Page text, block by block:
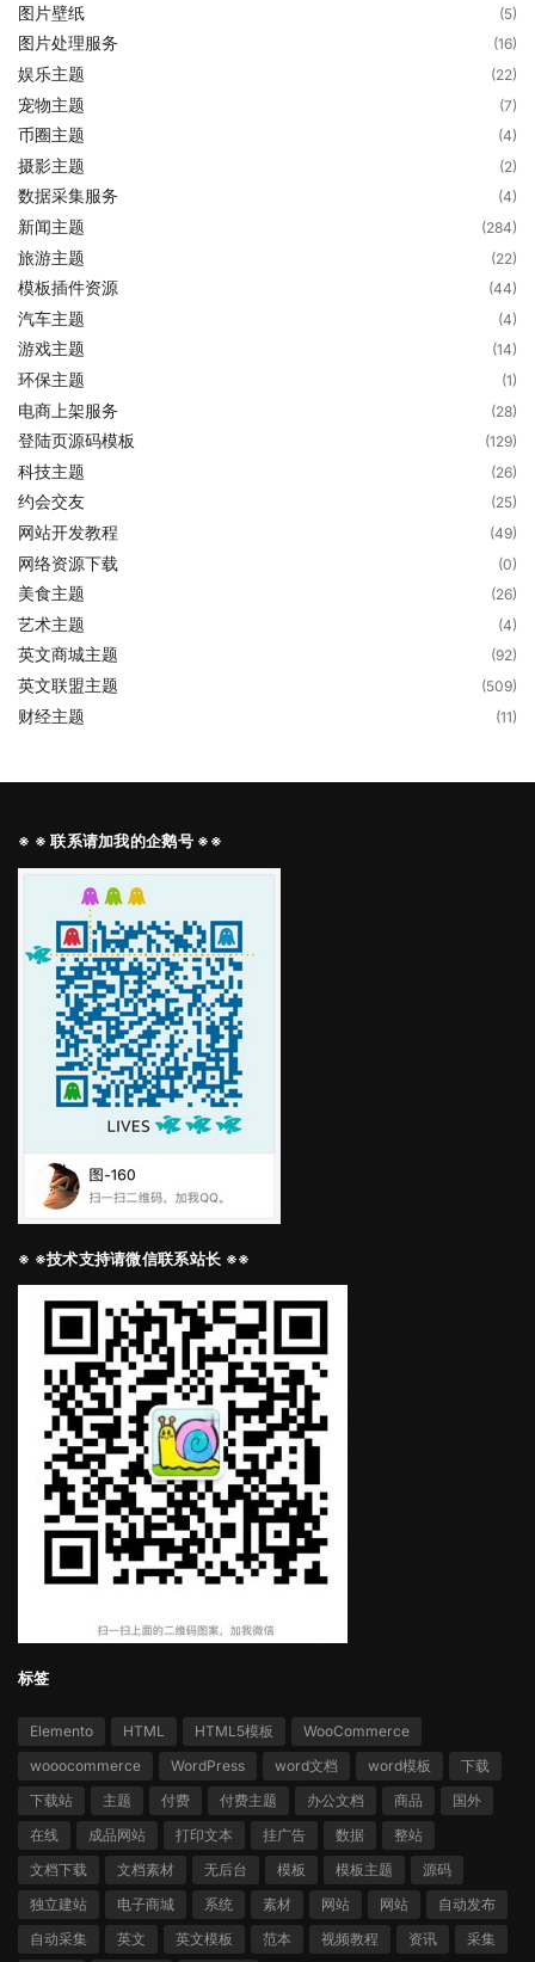
图片壁纸 (5)
图片处理服务 (16)
娱乐主题 (22)
宠物主题 (7)
币圈主题 (4)
摄影主题 (2)
数据采集服务 (4)
新闻主题 (284)
旅游主题 (22)
模板插件资源 (44)
汽车主题 (4)
游戏主题 (14)
环保主题 (1)
电商上架服务 (28)
登陆页源码模板 (129)
科技主题 (26)
约会交友 (25)
网站开发教程 (49)
网络资源下载 (0)
美食主题 (26)
艺术主题 (4)
英文商城主题 (92)
英文联盟主题 (509)
财经主题 (11)
※ ※ 联系请加我的企鹅号 ※※
※ ※技术支持请微信联系站长 ※※
标签
Elemento HTML HTML5模板
WooCommerce
wooocommerce
WordPress word文档 word模板
下载
下载站
主题 付费 付费主题 办公文档 商品
国外
在线
成品网站 打印文本 挂广告 数据
整站
文档下载
文档素材 无后台 模板 模板主题
源码
独立建站
电子商城 系统 素材 网站 网站
自动发布
自动采集
英文 英文模板 范本 视频教程 资讯 采集